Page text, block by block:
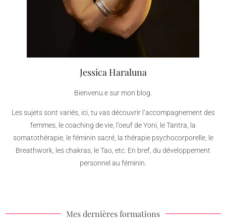
Jessica Haraluna
Bienvenu.e sur mon blog.
Les sujets sont variés, ici, tu vas découvrir l’accompagnement des
femmes, le coaching de vie, l’oeuf de Yoni, le Tantra, la
somatothérapie, le féminin sacré, la thérapie psychocorporelle, le
Breathwork, les chakras, le Tao, etc. En bref, du développement
personnel au féminin.
Mes dernières formations